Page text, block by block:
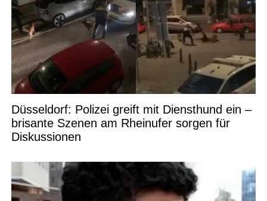
Düsseldorf: Polizei greift mit Diensthund ein –
brisante Szenen am Rheinufer sorgen für
Diskussionen